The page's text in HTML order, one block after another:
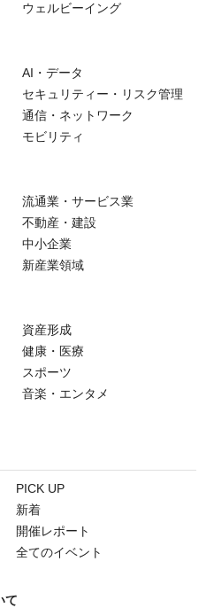
ウェルビーイング
AI・データ
セキュリティー・リスク管理
通信・ネットワーク
モビリティ
流通業・サービス業
不動産・建設
中小企業
新産業領域
資産形成
健康・医療
スポーツ
音楽・エンタメ
PICK UP
新着
開催レポート
全てのイベント
て